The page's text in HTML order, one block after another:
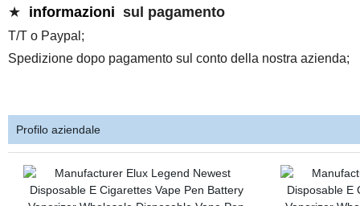
★ informazioni sul pagamento
T/T o Paypal;
Spedizione dopo pagamento sul conto della nostra azienda;
Profilo aziendale